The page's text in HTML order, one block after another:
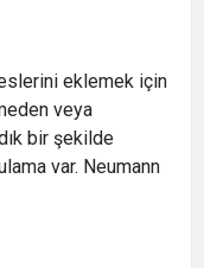
eklemek için
veya
bir şekilde
var. Neumann